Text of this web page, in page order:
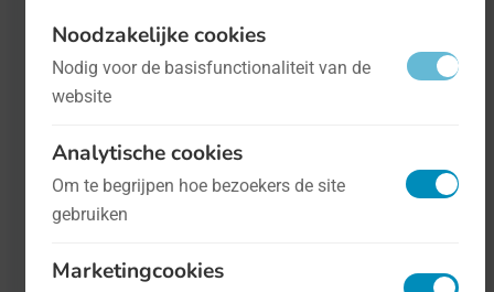
Blue Monday. K*tdag. Grauwe, grijze
januariluchten, de deceptie van de
maandagochtend op kantoor, de
magische sfeer van de feestdagen is
voorbij en wat overblijft is een
bonkende kater die u met uw collega's
moet delen.
Noodzakelijke cookies
Nodig voor de basisfunctionaliteit van de
website
Analytische cookies
Om te begrijpen hoe bezoekers de site
gebruiken
Marketingcookies